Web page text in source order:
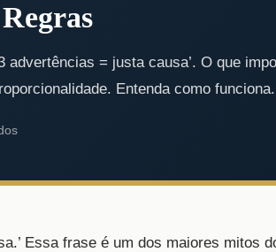
advertências = justa causa’. O que
Entenda como funciona.
Essa frase é um dos maiores mitos